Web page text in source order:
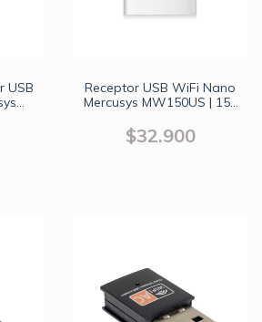
USB
Receptor USB WiFi Nano
Mercusys MW150US | 150
$32.900